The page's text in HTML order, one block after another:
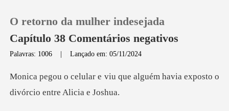
0
O retorno da mulher indesejada
Capítulo 38 Comentários negativos
Palavras: 1006 |Lançado em: 05/11/2024
que alguém havia exposto o
di